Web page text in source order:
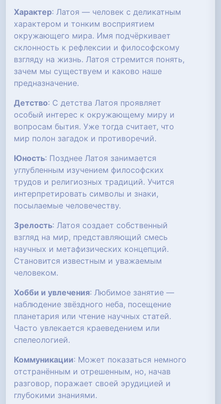
Характер: Латоя — человек с деликатным
характером и тонким восприятием
окружающего мира. Имя подчёркивает
склонность к рефлексии и философскому
взгляду на жизнь. Латоя стремится понять,
зачем мы существуем и каково наше
предназначение.
Детство: С детства Латоя проявляет
особый интерес к окружающему миру и
вопросам бытия. Уже тогда считает, что
мир полон загадок и противоречий.
Юность: Позднее Латоя занимается
углубленным изучением философских
трудов и религиозных традиций. Учится
интерпретировать символы и знаки,
посылаемые человечеству.
Зрелость: Латоя создает собственный
взгляд на мир, представляющий смесь
научных и метафизических концепций.
Становится известным и уважаемым
человеком.
Хобби и увлечения: Любимое занятие —
наблюдение звёздного неба, посещение
планетария или чтение научных статей.
Часто увлекается краеведением или
спелеологией.
Коммуникации: Может показаться немного
отстранённым и отрешенным, но, начав
разговор, поражает своей эрудицией и
глубокими знаниями.